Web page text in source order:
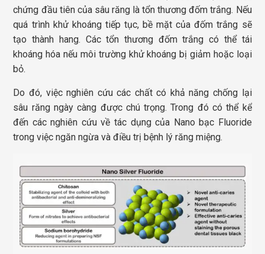
chứng đầu tiên của sâu răng là tổn thương đốm trắng. Nếu
quá trình khử khoáng tiếp tục, bề mặt của đốm trắng sẽ
tạo thành hang. Các tổn thương đốm trắng có thể tái
khoáng hóa nếu môi trường khử khoáng bị giảm hoặc loại
bỏ.
Do đó, việc nghiên cứu các chất có khả năng chống lại
sâu răng ngày càng được chú trọng. Trong đó có thể kể
đến các nghiên cứu về tác dụng của Nano bạc Fluoride
trong việc ngăn ngừa và điều trị bệnh lý răng miệng.